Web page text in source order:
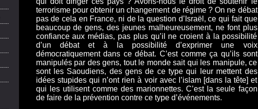
terrorisme pour obtenir un changement de régime ? On ne débat
pas de cela en France, ni de la question d’Israël, ce qui fait que
beaucoup de gens, des jeunes malheureusement, ne font plus
confiance aux médias, pas plus qu’il ne croient à la possibilité
d’un débat et à la possibilité d’exprimer une voix
démocratiquement dans ce débat. C’est comme ça qu’ils sont
manipulés par des gens, tout le monde sait qui les manipule, ce
sont les Saoudiens, des gens de ce type qui leur mettent des
idées stupides qui n’ont rien à voir avec l’islam [dans la tête] et
qui les utilisent comme des marionnettes. C’est la seule façon
de faire de la prévention contre ce type d’événements.